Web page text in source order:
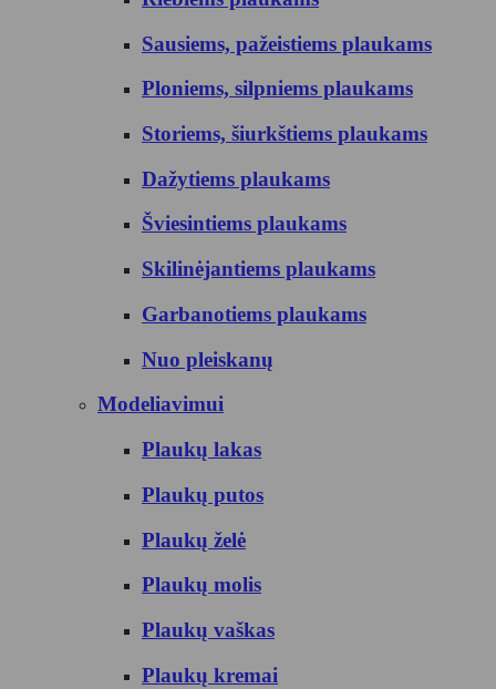
Sausiems, pažeistiems plaukams
Ploniems, silpniems plaukams
Storiems, šiurkštiems plaukams
Dažytiems plaukams
Šviesintiems plaukams
Skilinėjantiems plaukams
Garbanotiems plaukams
Nuo pleiskanų
Modeliavimui
Plaukų lakas
Plaukų putos
Plaukų želė
Plaukų molis
Plaukų vaškas
Plaukų kremai